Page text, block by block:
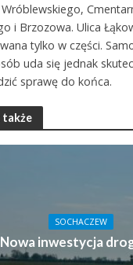
i Brzozowa. Ulica
tylko w części.
uda się jednak
sprawę do końca.
także
SOCHACZEW
Nowa inwestycja